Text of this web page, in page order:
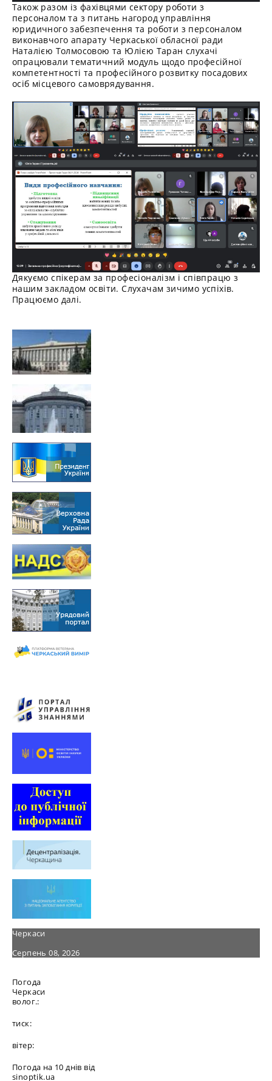
Також разом із фахівцями сектору роботи з
персоналом та з питань нагород управління
юридичного забезпечення та роботи з персоналом
виконавчого апарату Черкаської обласної ради
Наталією Толмосовою та Юлією Таран слухачі
опрацювали тематичний модуль щодо професійної
компетентності та професійного розвитку посадових
осіб місцевого самоврядування.
Дякуємо спікерам за професіоналізм і співпрацю з
нашим закладом освіти. Слухачам зичимо успіхів.
Працюємо далі.
Черкаси
Серпень 08, 2026
Погода
Черкаси
волог.:
тиск:
вітер:
Погода на 10 днів від
sinoptik.ua